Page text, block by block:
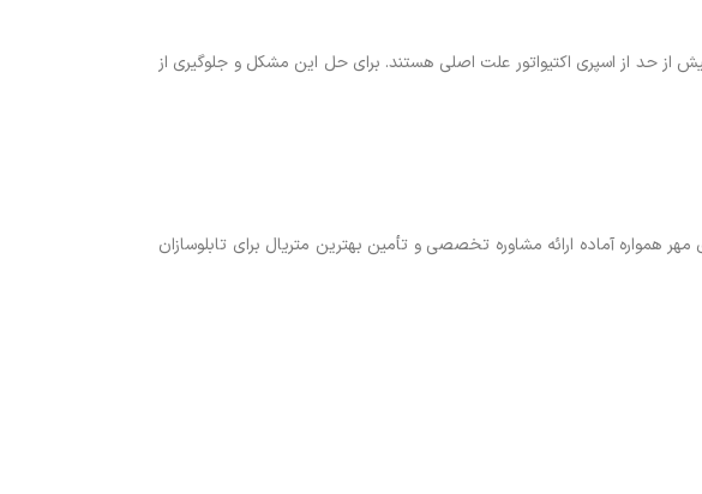
حد از اسپری اکتیواتور علت اصلی هستند. برای حل این مشکل و جلوگیری از
همواره آماده ارائه مشاوره تخصصی و تأمین بهترین متریال برای تابلوسازان